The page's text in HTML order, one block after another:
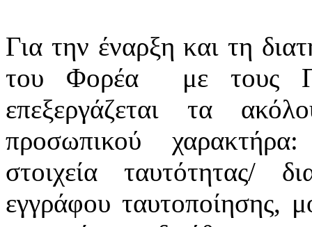
Για την έναρξη και τη
του Φορέα
με τους
επεξεργάζεται τα
προσωπικού
στοιχεία ταυτότητας/
εγγράφου ταυτοποίησης,